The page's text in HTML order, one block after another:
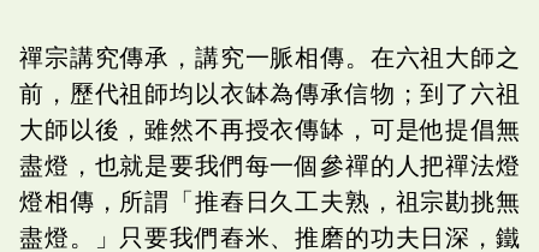
禪宗講究傳承，講究一脈相傳。在六祖大師之
前，歷代祖師均以衣缽為傳承信物；到了六祖
大師以後，雖然不再授衣傳缽，可是他提倡無
盡燈，也就是要我們每一個參禪的人把禪法燈
燈相傳，所謂「推舂日久工夫熟，祖宗勘挑無
盡燈。」只要我們舂米、推磨的功夫日深，鐵